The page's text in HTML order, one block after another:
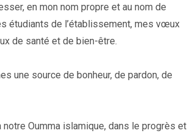
en mon nom propre et au nom de
étudiants de l’établissement, mes vœux
de santé et de bien-être.
une source de bonheur, de pardon, de
notre Oumma islamique, dans le progrès et